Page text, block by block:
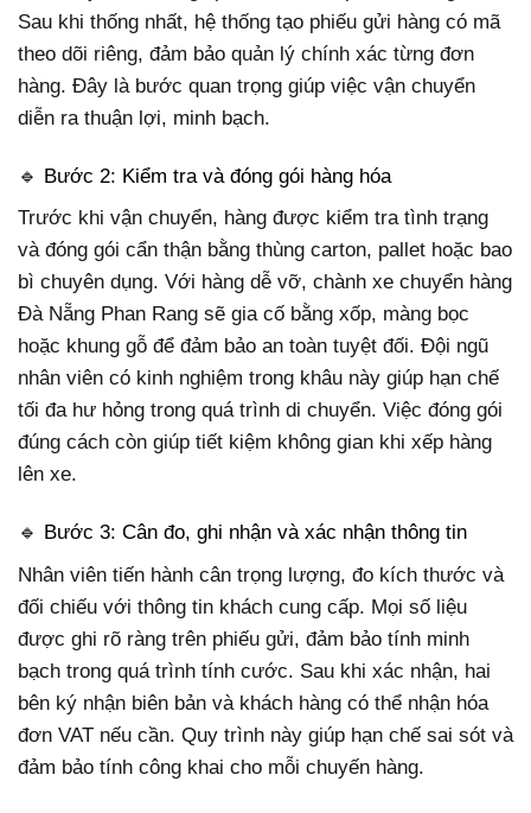
Sau khi thống nhất, hệ thống tạo phiếu gửi hàng có mã
theo dõi riêng, đảm bảo quản lý chính xác từng đơn
hàng. Đây là bước quan trọng giúp việc vận chuyển
diễn ra thuận lợi, minh bạch.
🔹 Bước 2: Kiểm tra và đóng gói hàng hóa
Trước khi vận chuyển, hàng được kiểm tra tình trạng
và đóng gói cẩn thận bằng thùng carton, pallet hoặc bao
bì chuyên dụng. Với hàng dễ vỡ, chành xe chuyển hàng
Đà Nẵng Phan Rang sẽ gia cố bằng xốp, màng bọc
hoặc khung gỗ để đảm bảo an toàn tuyệt đối. Đội ngũ
nhân viên có kinh nghiệm trong khâu này giúp hạn chế
tối đa hư hỏng trong quá trình di chuyển. Việc đóng gói
đúng cách còn giúp tiết kiệm không gian khi xếp hàng
lên xe.
🔹 Bước 3: Cân đo, ghi nhận và xác nhận thông tin
Nhân viên tiến hành cân trọng lượng, đo kích thước và
đối chiếu với thông tin khách cung cấp. Mọi số liệu
được ghi rõ ràng trên phiếu gửi, đảm bảo tính minh
bạch trong quá trình tính cước. Sau khi xác nhận, hai
bên ký nhận biên bản và khách hàng có thể nhận hóa
đơn VAT nếu cần. Quy trình này giúp hạn chế sai sót và
đảm bảo tính công khai cho mỗi chuyến hàng.